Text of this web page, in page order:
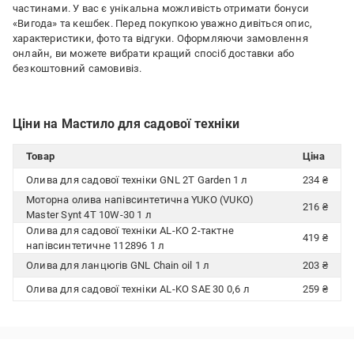
частинами. У вас є унікальна можливість отримати бонуси
«Вигода» та кешбек. Перед покупкою уважно дивіться опис,
характеристики, фото та відгуки. Оформляючи замовлення
онлайн, ви можете вибрати кращий спосіб доставки або
безкоштовний самовивіз.
Ціни на Мастило для садової техніки
Товар
Ціна
Олива для садової техніки GNL 2T Garden 1 л
234 ₴
Моторна олива напівсинтетична YUKO (VUKO)
Master Synt 4T 10W-30 1 л
216 ₴
Олива для садової техніки AL-KO 2-тактне
напівсинтетичне 112896 1 л
419 ₴
Олива для ланцюгів GNL Chain oil 1 л
203 ₴
Олива для садової техніки AL-KO SAE 30 0,6 л
259 ₴